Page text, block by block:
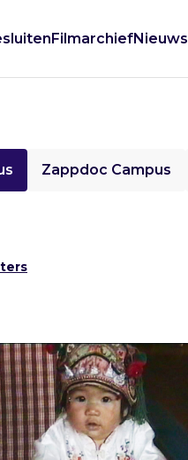
FilmarchiefNieuws
Zappdoc Campus